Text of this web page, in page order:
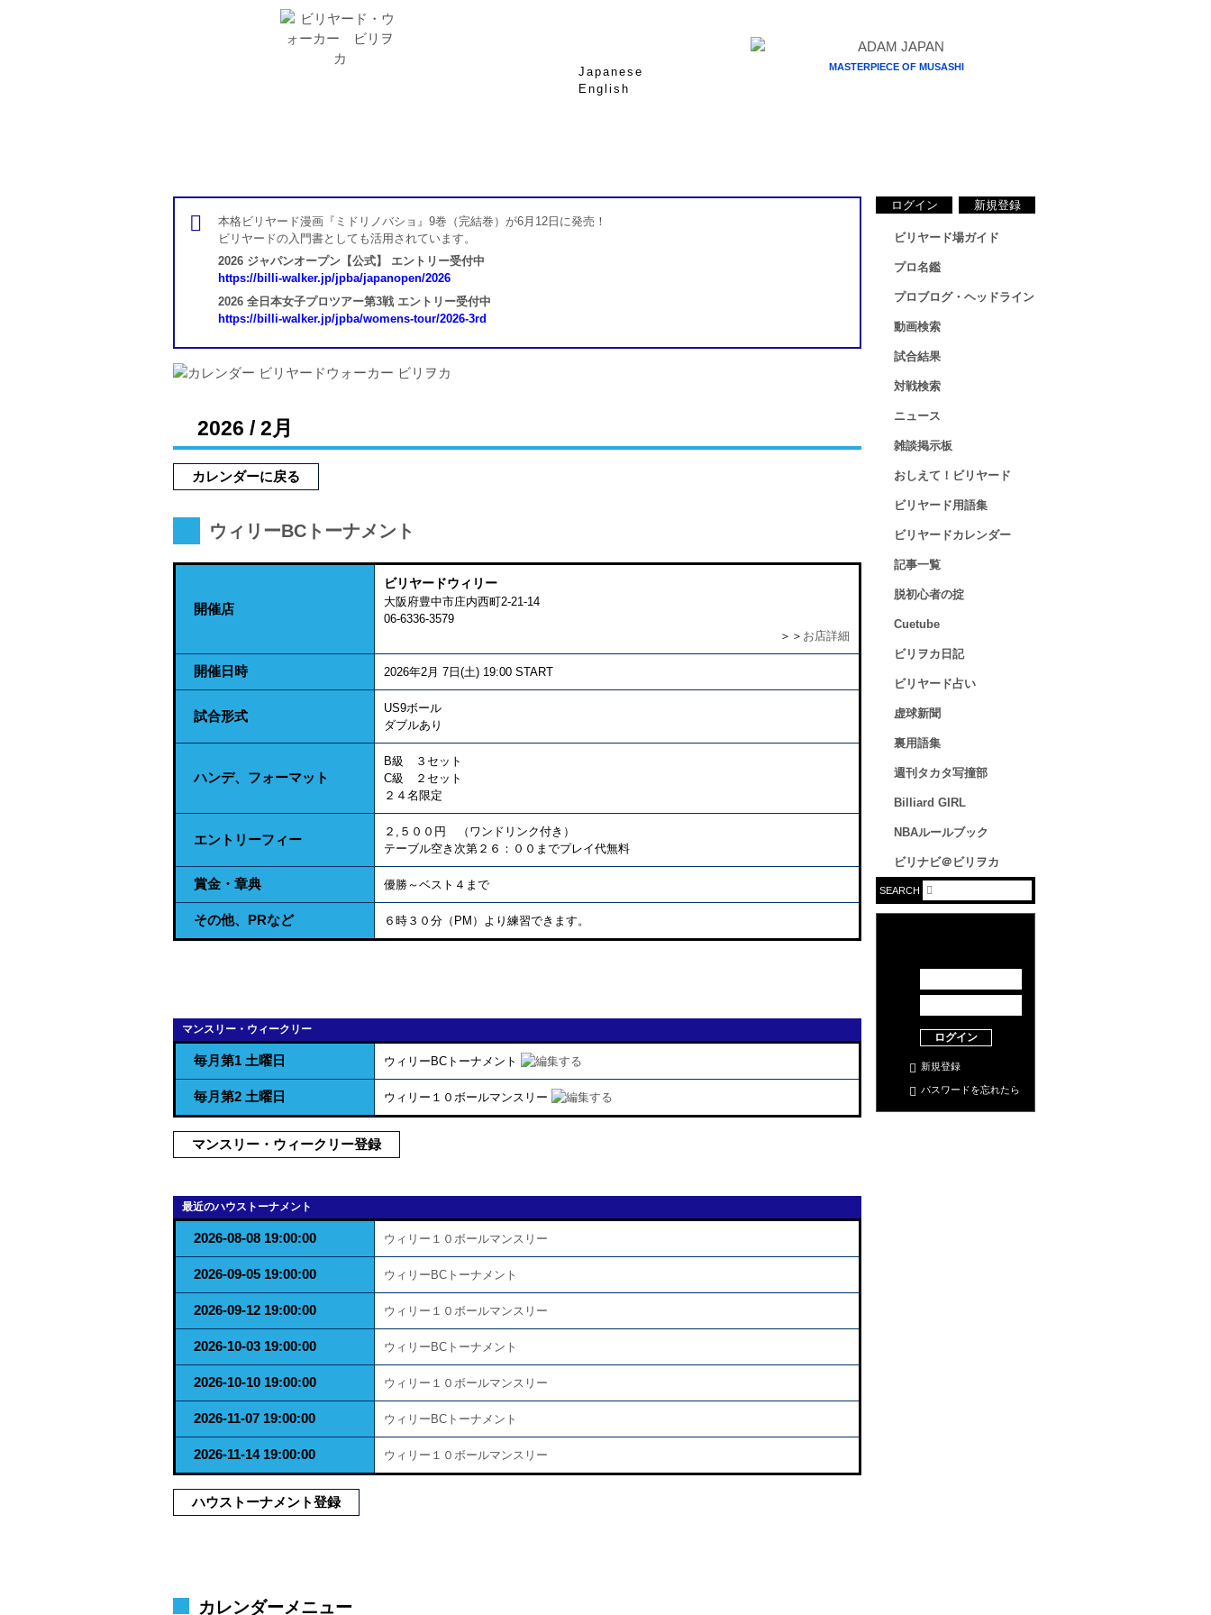
Japanese
English
MASTERPIECE OF MUSASHI
本格ビリヤード漫画『ミドリノバショ』9巻（完結巻）が6月12日に発売！
ビリヤードの入門書としても活用されています。
2026 ジャパンオープン【公式】 エントリー受付中
https://billi-walker.jp/jpba/japanopen/2026
2026 全日本女子プロツアー第3戦 エントリー受付中
https://billi-walker.jp/jpba/womens-tour/2026-3rd
2026 / 2月
カレンダーに戻る
ウィリーBCトーナメント
開催店
ビリヤードウィリー
大阪府豊中市庄内西町2-21-14
06-6336-3579
＞＞ お店詳細
開催日時 2026年2月 7日(土) 19:00 START
試合形式
US9ボール
ダブルあり
ハンデ、フォーマット
B級 ３セット
C級 ２セット
２４名限定
エントリーフィー
２,５００円 （ワンドリンク付き）
テーブル空き次第２６：００までプレイ代無料
賞金・章典 優勝～ベスト４まで
その他、PRなど ６時３０分（PM）より練習できます。
マンスリー・ウィークリー
毎月第1 土曜日 ウィリーBCトーナメント
毎月第2 土曜日 ウィリー１０ボールマンスリー
マンスリー・ウィークリー登録
最近のハウストーナメント
2026-08-08 19:00:00 ウィリー１０ボールマンスリー
2026-09-05 19:00:00 ウィリーBCトーナメント
2026-09-12 19:00:00 ウィリー１０ボールマンスリー
2026-10-03 19:00:00 ウィリーBCトーナメント
2026-10-10 19:00:00 ウィリー１０ボールマンスリー
2026-11-07 19:00:00 ウィリーBCトーナメント
2026-11-14 19:00:00 ウィリー１０ボールマンスリー
ハウストーナメント登録
カレンダーメニュー
ログイン 新規登録
ビリヤード場ガイド
プロ名鑑
プロブログ・ヘッドライン
動画検索
試合結果
対戦検索
ニュース
雑談掲示板
おしえて！ビリヤード
ビリヤード用語集
ビリヤードカレンダー
記事一覧
脱初心者の掟
Cuetube
ビリヲカ日記
ビリヤード占い
虚球新聞
裏用語集
週刊タカタ写撞部
Billiard GIRL
NBAルールブック
ビリナビ＠ビリヲカ
SEARCH
ログイン
新規登録
パスワードを忘れたら